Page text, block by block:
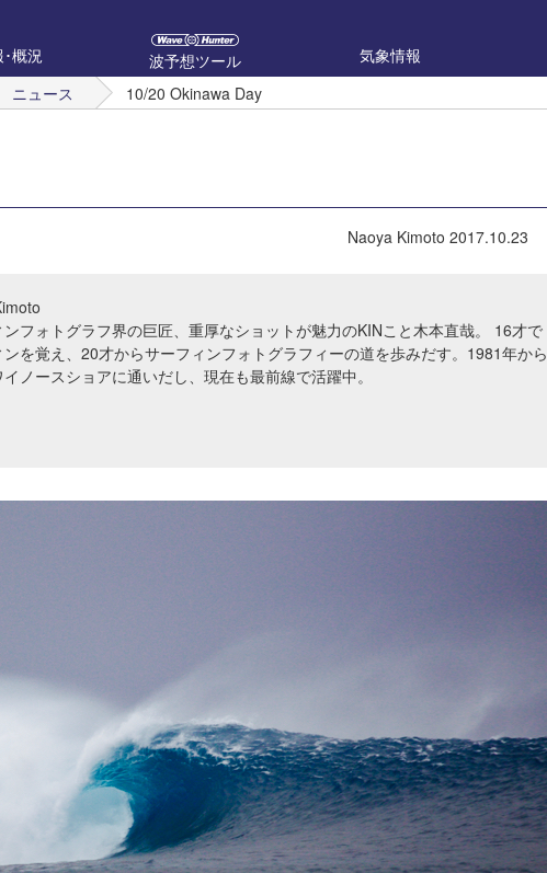
概況
波予想ツール 気象情報
ニュース 10/20 Okinawa Day
Naoya Kimoto 2017.10.23
フォトグラフ界の巨匠、重厚なショットが魅力のKINこと木本直哉。 16才で
を覚え、20才からサーフィンフォトグラフィーの道を歩みだす。1981年から
ノースショアに通いだし、現在も最前線で活躍中。